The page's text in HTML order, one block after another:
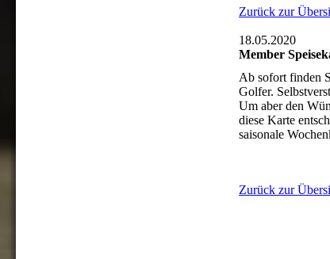
Zurück zur
18.05.2020
Member
Ab sofort finden
Golfer.
Um aber den
diese Karte
saisonale
Zurück zur